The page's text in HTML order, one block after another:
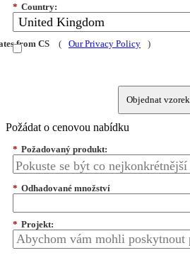
* Country:
from CS ( Our Privacy Policy )
Objednat vzorek
Požádat o cenovou nabídku
* Požadovaný produkt:
* Odhadované množství
* Projekt: